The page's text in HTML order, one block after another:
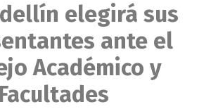
elegirá sus
ante el
Académico y
Facultades